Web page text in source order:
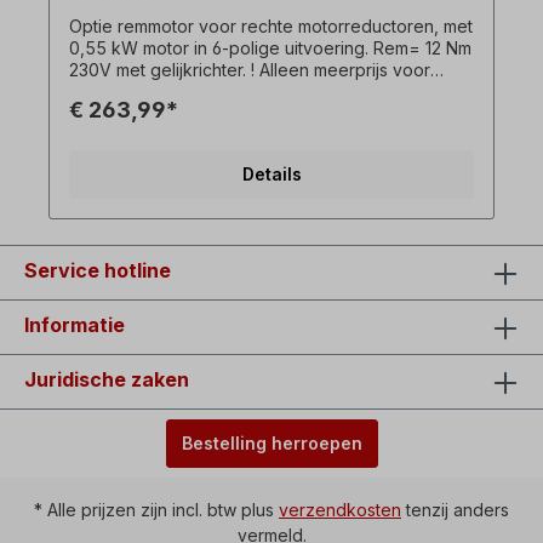
Optie remmotor voor rechte motorreductoren, met
0,55 kW motor in 6-polige uitvoering. Rem= 12 Nm
230V met gelijkrichter. ! Alleen meerprijs voor
de bijbehorende draaistroommotor ! Alle
€ 263,99*
Details
Service hotline
Informatie
Juridische zaken
Bestelling herroepen
* Alle prijzen zijn incl. btw plus verzendkosten tenzij anders
vermeld.